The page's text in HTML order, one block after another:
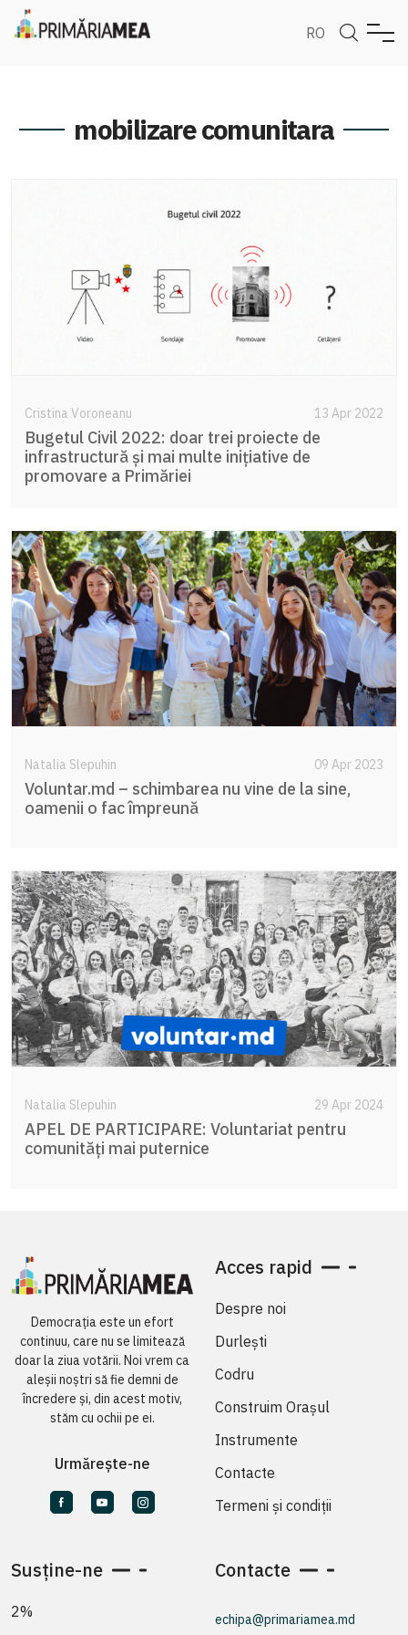
RO
mobilizare comunitara
Cristina Voroneanu 13 Apr 2022
Bugetul Civil 2022: doar trei proiecte de
infrastructură și mai multe inițiative de
promovare a Primăriei
Natalia Slepuhin 09 Apr 2023
Voluntar.md – schimbarea nu vine de la sine,
oamenii o fac împreună
Natalia Slepuhin 29 Apr 2024
APEL DE PARTICIPARE: Voluntariat pentru
comunități mai puternice
Democrația este un efort
continuu, care nu se limitează
doar la ziua votării. Noi vrem ca
aleșii noștri să fie demni de
încredere și, din acest motiv,
stăm cu ochii pe ei.
Urmărește-ne
Acces rapid
Despre noi
Durlești
Codru
Construim Orașul
Instrumente
Contacte
Termeni și condiții
Susține-ne
2%
Contacte
echipa@primariamea.md